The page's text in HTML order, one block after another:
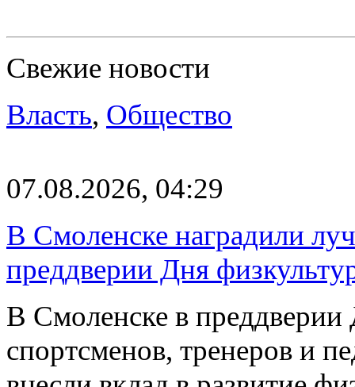
Свежие новости
Власть, Общество
07.08.2026, 04:29
В Смоленске наградили
преддверии Дня
В Смоленске в преддверии
спортсменов, тренеров и